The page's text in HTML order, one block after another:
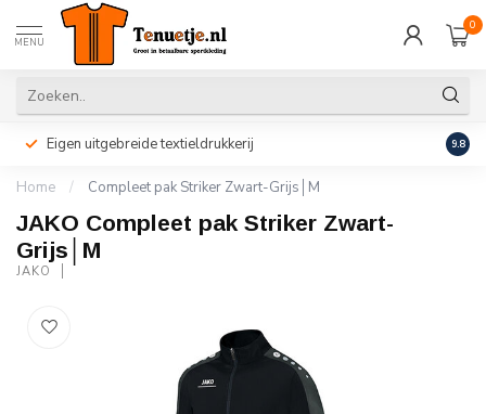
MENU
0
Eigen uitgebreide textieldrukkerij 9.8
Home / Compleet pak Striker Zwart-Grijs│M
JAKO Compleet pak Striker Zwart-
Grijs│M
JAKO